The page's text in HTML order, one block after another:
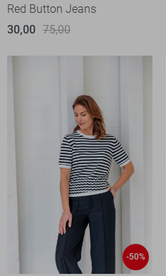
Red Button Jeans
30,00 75,00
-50%